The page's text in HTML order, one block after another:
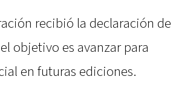
recibió la declaración de
objetivo es avanzar para
en futuras ediciones.